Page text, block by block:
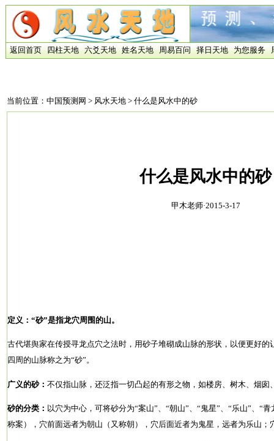
返回首页 四柱天地 六爻天地 姓名天地 周易百问 择日天地 为您服务
当前位置： 中国预测网 > 风水天地 > 什么是风水中的砂
什么是风水中的砂
甲木老师·2015-3-17
定义：“砂”是指龙穴周围的山。
古代堪舆家在传授寻龙点穴之法时，用砂子堆砌成山脉的形状，以便更好
四周的山脉称之为“砂”。
广义的砂： 不仅指山脉，还泛指一切凸起的有形之物，如楼房、树木、烟囱
砂的分类： 以穴为中心，可将砂分为“案山”、“朝山”、“鬼星”、“乐山”、“
称案），穴前面远者为朝山（又称朝），穴后面近者为鬼星，远者为乐山；